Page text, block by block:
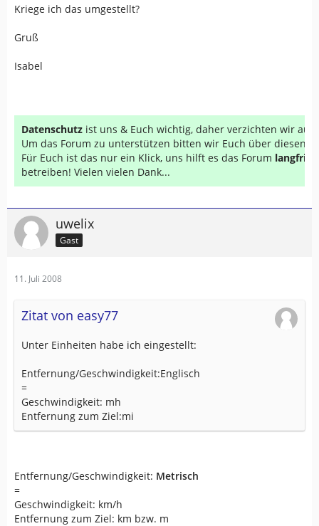
Kriege ich das umgestellt?
Gruß
Isabel
Datenschutz ist uns & Euch wichtig, daher verzichten wir auf
Um das Forum zu unterstützen bitten wir Euch über diesen
Für Euch ist das nur ein Klick, uns hilft es das Forum
betreiben! Vielen vielen Dank...
uwelix
Gast
11. Juli 2008
Zitat von easy77
Unter Einheiten habe ich eingestellt:
Entfernung/Geschwindigkeit:Englisch
=
Geschwindigkeit: mh
Entfernung zum Ziel:mi
Entfernung/Geschwindigkeit: Metrisch
=
Geschwindigkeit: km/h
Entfernung zum Ziel: km bzw. m